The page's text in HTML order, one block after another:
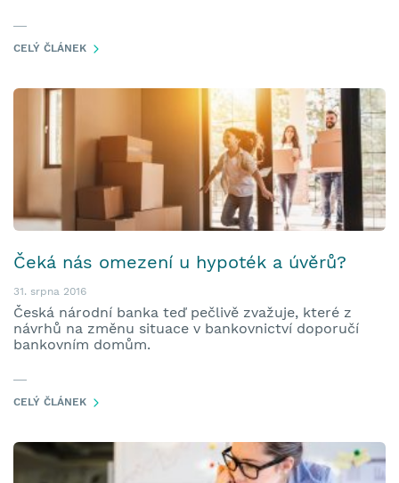
CELÝ ČLÁNEK
Čeká nás omezení u hypoték a úvěrů?
31. srpna 2016
Česká národní banka teď pečlivě zvažuje, které z
návrhů na změnu situace v bankovnictví doporučí
bankovním domům.
CELÝ ČLÁNEK